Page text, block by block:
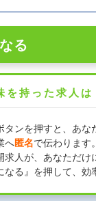
る
を持った求人は
タンを押すと、あな
へ匿名で伝わります
求人が、あなただ
る』を押して、効